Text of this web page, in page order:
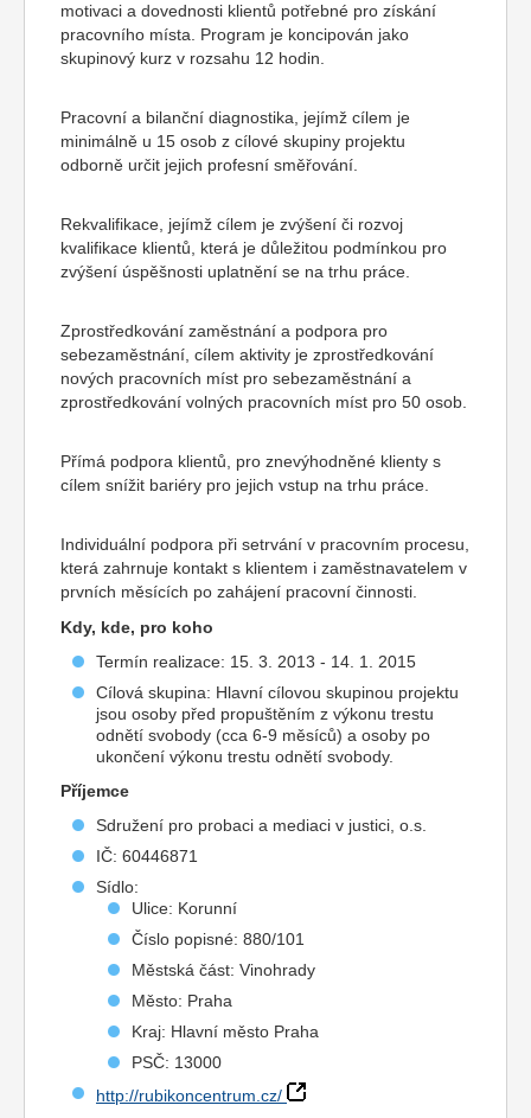
motivaci a dovednosti klientů potřebné pro získání
pracovního místa. Program je koncipován jako
skupinový kurz v rozsahu 12 hodin.
Pracovní a bilanční diagnostika, jejímž cílem je
minimálně u 15 osob z cílové skupiny projektu
odborně určit jejich profesní směřování.
Rekvalifikace, jejímž cílem je zvýšení či rozvoj
kvalifikace klientů, která je důležitou podmínkou pro
zvýšení úspěšnosti uplatnění se na trhu práce.
Zprostředkování zaměstnání a podpora pro
sebezaměstnání, cílem aktivity je zprostředkování
nových pracovních míst pro sebezaměstnání a
zprostředkování volných pracovních míst pro 50 osob.
Přímá podpora klientů, pro znevýhodněné klienty s
cílem snížit bariéry pro jejich vstup na trhu práce.
Individuální podpora při setrvání v pracovním procesu,
která zahrnuje kontakt s klientem i zaměstnavatelem v
prvních měsících po zahájení pracovní činnosti.
Kdy, kde, pro koho
Termín realizace: 15. 3. 2013 - 14. 1. 2015
Cílová skupina: Hlavní cílovou skupinou projektu
jsou osoby před propuštěním z výkonu trestu
odnětí svobody (cca 6-9 měsíců) a osoby po
ukončení výkonu trestu odnětí svobody.
Příjemce
Sdružení pro probaci a mediaci v justici, o.s.
IČ: 60446871
Sídlo:
Ulice: Korunní
Číslo popisné: 880/101
Městská část: Vinohrady
Město: Praha
Kraj: Hlavní město Praha
PSČ: 13000
http://rubikoncentrum.cz/